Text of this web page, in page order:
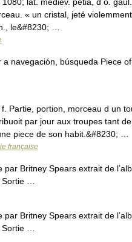
« un cristal, jeté
le&#8230; …
navegación, búsqueda Piece
Partie, portion, morceau d un
par jour aux troupes tant
piece de son habit.&#8230; …
française
Britney Spears extrait de
…
Britney Spears extrait de
…